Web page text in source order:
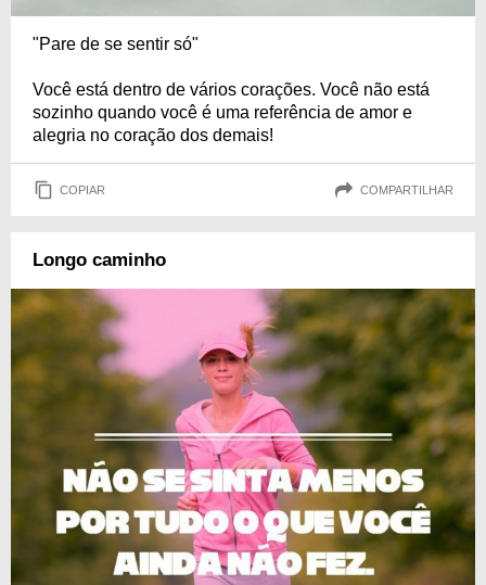
"Pare de se sentir só"
Você está dentro de vários corações. Você não está
sozinho quando você é uma referência de amor e
alegria no coração dos demais!
COPIAR COMPARTILHAR
Longo caminho